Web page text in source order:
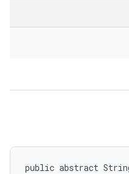
public abstract